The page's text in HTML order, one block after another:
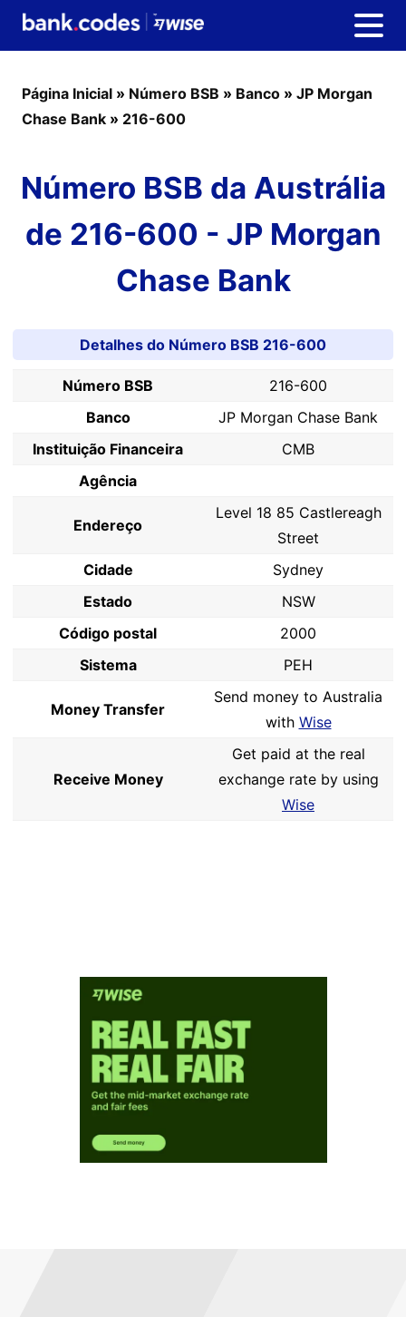
Página Inicial » Número BSB » Banco » JP Morgan
Chase Bank » 216-600
Número BSB da Austrália
de 216-600 - JP Morgan
Chase Bank
Detalhes do Número BSB 216-600
Número BSB
216-600
Banco
JP Morgan Chase Bank
Instituição Financeira
CMB
Agência
Endereço
Level 18 85 Castlereagh
Street
Cidade
Sydney
Estado
NSW
Código postal
2000
Sistema
PEH
Money Transfer
Send money to Australia
with Wise
Receive Money
Get paid at the real
exchange rate by using
Wise